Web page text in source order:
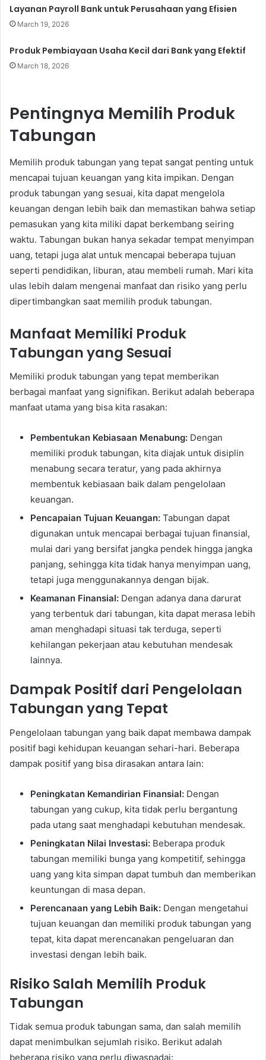
Layanan Payroll Bank untuk Perusahaan yang Efisien
March 19, 2026
Produk Pembiayaan Usaha Kecil dari Bank yang Efektif
March 18, 2026
Pentingnya Memilih Produk
Tabungan
Memilih produk tabungan yang tepat sangat penting untuk
mencapai tujuan keuangan yang kita impikan. Dengan
produk tabungan yang sesuai, kita dapat mengelola
keuangan dengan lebih baik dan memastikan bahwa setiap
pemasukan yang kita miliki dapat berkembang seiring
waktu. Tabungan bukan hanya sekadar tempat menyimpan
uang, tetapi juga alat untuk mencapai beberapa tujuan
seperti pendidikan, liburan, atau membeli rumah. Mari kita
ulas lebih dalam mengenai manfaat dan risiko yang perlu
dipertimbangkan saat memilih produk tabungan.
Manfaat Memiliki Produk
Tabungan yang Sesuai
Memiliki produk tabungan yang tepat memberikan
berbagai manfaat yang signifikan. Berikut adalah beberapa
manfaat utama yang bisa kita rasakan:
Pembentukan Kebiasaan Menabung: Dengan
memiliki produk tabungan, kita diajak untuk disiplin
menabung secara teratur, yang pada akhirnya
membentuk kebiasaan baik dalam pengelolaan
keuangan.
Pencapaian Tujuan Keuangan: Tabungan dapat
digunakan untuk mencapai berbagai tujuan finansial,
mulai dari yang bersifat jangka pendek hingga jangka
panjang, sehingga kita tidak hanya menyimpan uang,
tetapi juga menggunakannya dengan bijak.
Keamanan Finansial: Dengan adanya dana darurat
yang terbentuk dari tabungan, kita dapat merasa lebih
aman menghadapi situasi tak terduga, seperti
kehilangan pekerjaan atau kebutuhan mendesak
lainnya.
Dampak Positif dari Pengelolaan
Tabungan yang Tepat
Pengelolaan tabungan yang baik dapat membawa dampak
positif bagi kehidupan keuangan sehari-hari. Beberapa
dampak positif yang bisa dirasakan antara lain:
Peningkatan Kemandirian Finansial: Dengan
tabungan yang cukup, kita tidak perlu bergantung
pada utang saat menghadapi kebutuhan mendesak.
Peningkatan Nilai Investasi: Beberapa produk
tabungan memiliki bunga yang kompetitif, sehingga
uang yang kita simpan dapat tumbuh dan memberikan
keuntungan di masa depan.
Perencanaan yang Lebih Baik: Dengan mengetahui
tujuan keuangan dan memiliki produk tabungan yang
tepat, kita dapat merencanakan pengeluaran dan
investasi dengan lebih baik.
Risiko Salah Memilih Produk
Tabungan
Tidak semua produk tabungan sama, dan salah memilih
dapat menimbulkan sejumlah risiko. Berikut adalah
beberapa risiko yang perlu diwaspadai: